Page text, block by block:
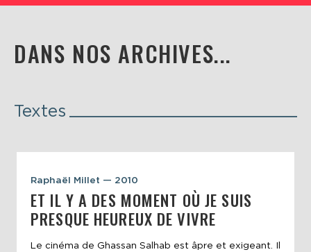
DANS NOS ARCHIVES...
Textes
Raphaël Millet — 2010
ET IL Y A DES MOMENT OÙ JE SUIS
PRESQUE HEUREUX DE VIVRE
Le cinéma de Ghassan Salhab est âpre et exigeant. Il